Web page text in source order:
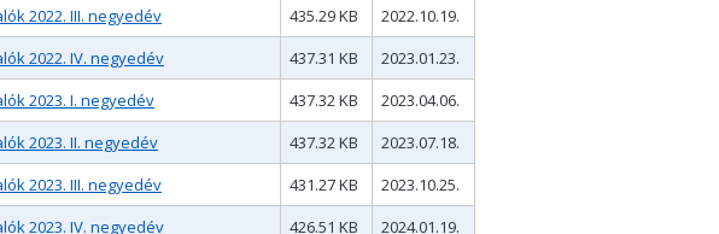
2022. III. negyedév
435.29 KB
2022.10.19.
2022. IV. negyedév
437.31 KB
2023.01.23.
2023. I. negyedév
437.32 KB
2023.04.06.
2023. II. negyedév
437.32 KB
2023.07.18.
2023. III. negyedév
431.27 KB
2023.10.25.
2023. IV. negyedév
426.51 KB
2024.01.19.